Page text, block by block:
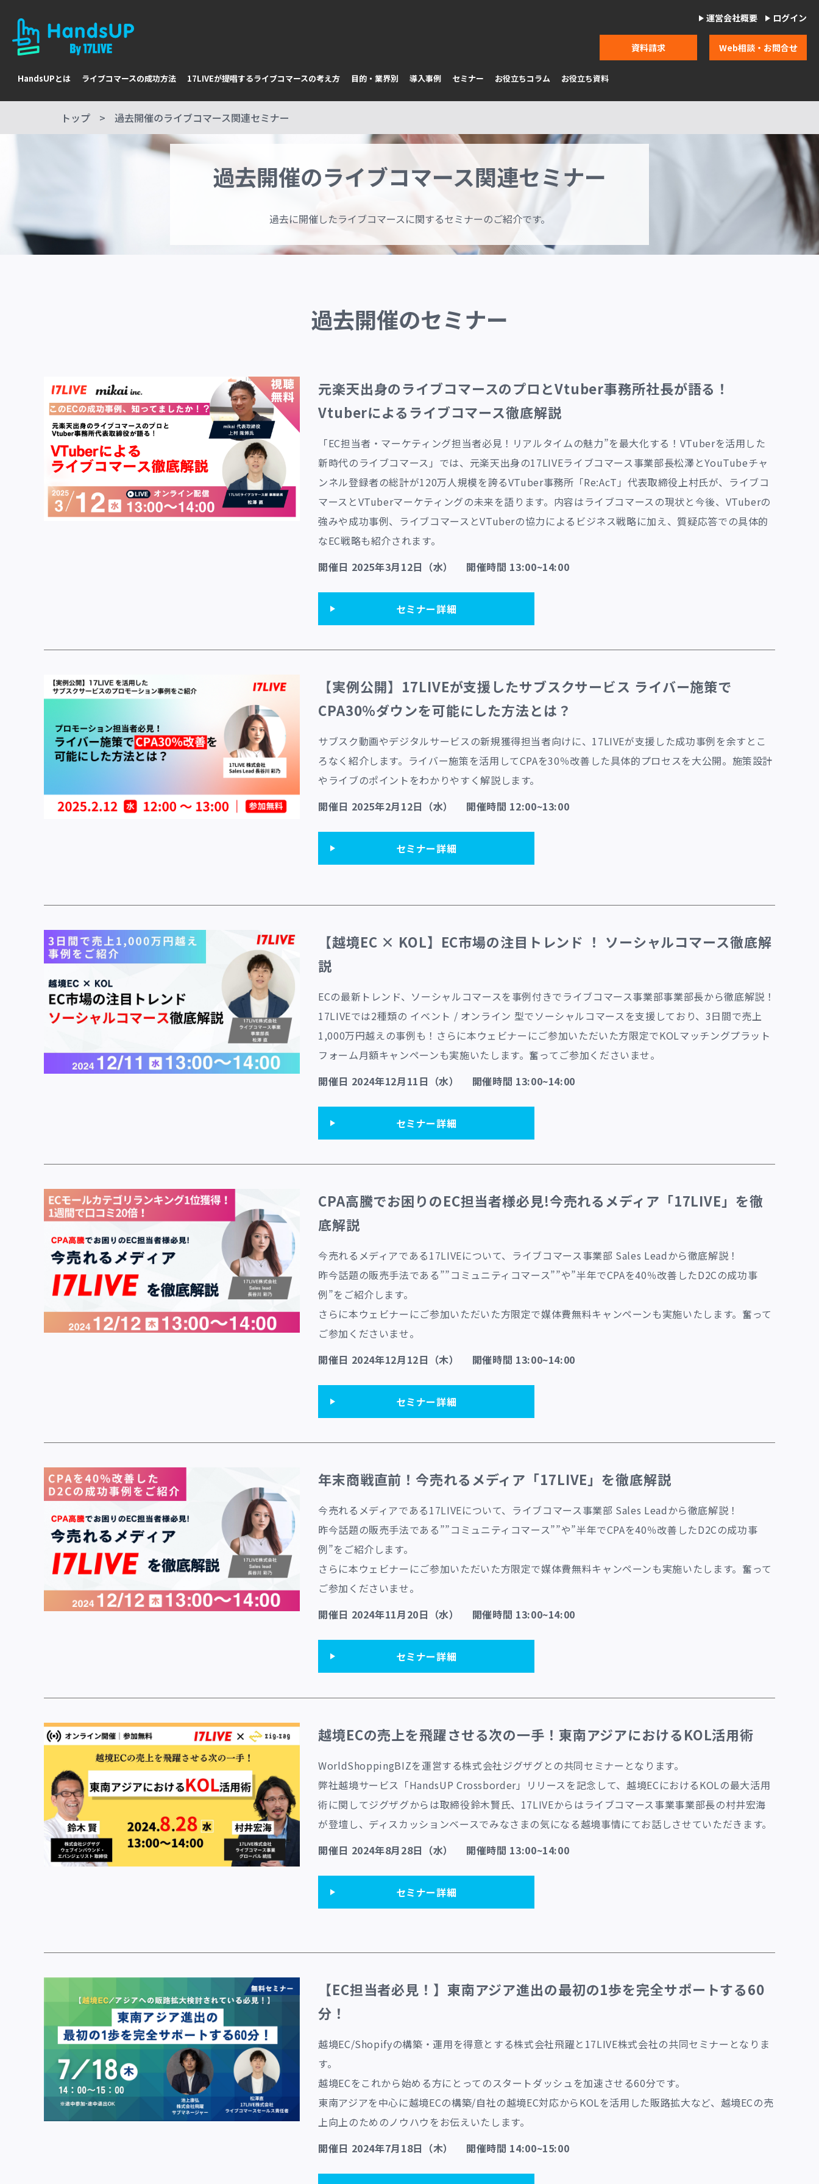
運営会社概要 ログイン
資料請求 Web相談・お問合せ
HandsUPとは ライブコマースの成功方法 17LIVEが提唱するライブコマースの考え方 目的・業界別 導入事例 セミナー お役立ちコラム お役立ち資料
トップ 過去開催のライブコマース関連セミナー
過去開催のライブコマース関連セミナー
過去に開催したライブコマースに関するセミナーのご紹介です。
過去開催のセミナー
元楽天出身のライブコマースのプロとVtuber事務所社長が語る！
Vtuberによるライブコマース徹底解説
「EC担当者・マーケティング担当者必見！リアルタイムの魅力”を最大化する！VTuberを活用した
新時代のライブコマース」では、元楽天出身の17LIVEライブコマース事業部長松澤とYouTubeチャ
ンネル登録者の総計が120万人規模を誇るVTuber事務所「Re:AcT」代表取締役上村氏が、ライブコ
マースとVTuberマーケティングの未来を語ります。内容はライブコマースの現状と今後、VTuberの
強みや成功事例、ライブコマースとVTuberの協力によるビジネス戦略に加え、質疑応答での具体的
なEC戦略も紹介されます。
開催日 2025年3月12日（水） 開催時間 13:00~14:00
セミナー詳細
【実例公開】17LIVEが支援したサブスクサービス ライバー施策で
CPA30％ダウンを可能にした方法とは？
サブスク動画やデジタルサービスの新規獲得担当者向けに、17LIVEが支援した成功事例を余すとこ
ろなく紹介します。ライバー施策を活用してCPAを30％改善した具体的プロセスを大公開。施策設計
やライブのポイントをわかりやすく解説します。
開催日 2025年2月12日（水） 開催時間 12:00~13:00
セミナー詳細
【越境EC × KOL】EC市場の注目トレンド ！ ソーシャルコマース徹底解
説
ECの最新トレンド、ソーシャルコマースを事例付きでライブコマース事業部事業部長から徹底解説！
17LIVEでは2種類の イベント / オンライン 型でソーシャルコマースを支援しており、3日間で売上
1,000万円越えの事例も！ さらに本ウェビナーにご参加いただいた方限定でKOLマッチングプラット
フォーム月額キャンペーンも実施いたします。奮ってご参加くださいませ。
開催日 2024年12月11日（水） 開催時間 13:00~14:00
セミナー詳細
CPA高騰でお困りのEC担当者様必見!今売れるメディア「17LIVE」を徹
底解説
今売れるメディアである17LIVEについて、ライブコマース事業部 Sales Leadから徹底解説！
昨今話題の販売手法である””コミュニティコマース””や”半年でCPAを40％改善したD2Cの成功事
例”をご紹介します。
さらに本ウェビナーにご参加いただいた方限定で媒体費無料キャンペーンも実施いたします。奮って
ご参加くださいませ。
開催日 2024年12月12日（木） 開催時間 13:00~14:00
セミナー詳細
年末商戦直前！今売れるメディア「17LIVE」を徹底解説
今売れるメディアである17LIVEについて、ライブコマース事業部 Sales Leadから徹底解説！
昨今話題の販売手法である””コミュニティコマース””や”半年でCPAを40％改善したD2Cの成功事
例”をご紹介します。
さらに本ウェビナーにご参加いただいた方限定で媒体費無料キャンペーンも実施いたします。奮って
ご参加くださいませ。
開催日 2024年11月20日（水） 開催時間 13:00~14:00
セミナー詳細
越境ECの売上を飛躍させる次の一手！東南アジアにおけるKOL活用術
WorldShoppingBIZを運営する株式会社ジグザグとの共同セミナーとなります。
弊社越境サービス「HandsUP Crossborder」リリースを記念して、越境ECにおけるKOLの最大活用
術に関してジグザグからは取締役鈴木賢氏、17LIVEからはライブコマース事業事業部長の村井宏海
が登壇し、ディスカッションベースでみなさまの気になる越境事情にてお話しさせていただきます。
開催日 2024年8月28日（水） 開催時間 13:00~14:00
セミナー詳細
【EC担当者必見！】東南アジア進出の最初の1歩を完全サポートする60
分！
越境EC/Shopifyの構築・運用を得意とする株式会社飛躍と17LIVE株式会社の共同セミナーとなりま
す。
越境ECをこれから始める方にとってのスタートダッシュを加速させる60分です。
東南アジアを中心に越境ECの構築/自社の越境EC対応からKOLを活用した販路拡大など、越境ECの売
上向上のためのノウハウをお伝えいたします。
開催日 2024年7月18日（木） 開催時間 14:00~15:00